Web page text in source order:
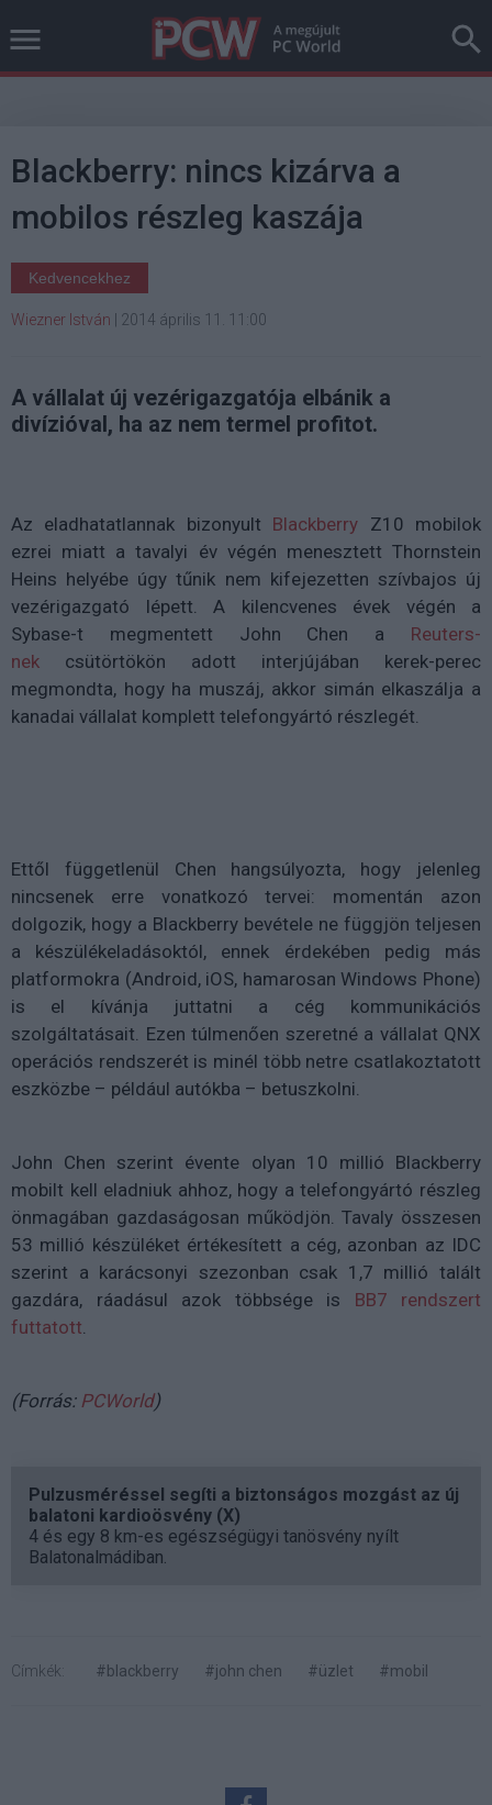
Blackberry: nincs kizárva a
mobilos részleg kaszája
Kedvencekhez
Wiezner István 2014 április 11. 11:00
A vállalat új vezérigazgatója elbánik a
divízióval, ha az nem termel profitot.
Az eladhatatlannak bizonyult Blackberry Z10 mobilok
ezrei miatt a tavalyi év végén menesztett Thornstein
Heins helyébe úgy tűnik nem kifejezetten szívbajos új
vezérigazgató lépett. A kilencvenes évek végén a
Sybase-t megmentett John Chen a Reuters-
nek csütörtökön adott interjújában kerek-perec
megmondta, hogy ha muszáj, akkor simán elkaszálja a
kanadai vállalat komplett telefongyártó részlegét.
Ettől függetlenül Chen hangsúlyozta, hogy jelenleg
nincsenek erre vonatkozó tervei: momentán azon
dolgozik, hogy a Blackberry bevétele ne függjön teljesen
a készülékeladásoktól, ennek érdekében pedig más
platformokra (Android, iOS, hamarosan Windows Phone)
is el kívánja juttatni a cég kommunikációs
szolgáltatásait. Ezen túlmenően szeretné a vállalat QNX
operációs rendszerét is minél több netre csatlakoztatott
eszközbe – például autókba – betuszkolni.
John Chen szerint évente olyan 10 millió Blackberry
mobilt kell eladniuk ahhoz, hogy a telefongyártó részleg
önmagában gazdaságosan működjön. Tavaly összesen
53 millió készüléket értékesített a cég, azonban az IDC
szerint a karácsonyi szezonban csak 1,7 millió talált
gazdára, ráadásul azok többsége is BB7 rendszert
futtatott.
(Forrás: PCWorld)
Pulzusméréssel segíti a biztonságos mozgást az új
balatoni kardioösvény (X)
4 és egy 8 km-es egészségügyi tanösvény nyílt
Balatonalmádiban.
Címkék: #blackberry #john chen #üzlet #mobil